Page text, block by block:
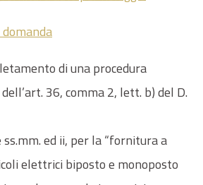
di una procedura
36, comma 2, lett. b) del D.
ed ii, per la “fornitura a
elettrici biposto e monoposto